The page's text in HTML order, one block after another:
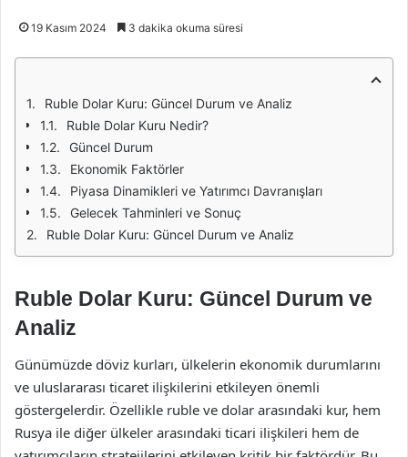
19 Kasım 2024 3 dakika okuma süresi
Ruble Dolar Kuru: Güncel Durum ve Analiz
Ruble Dolar Kuru Nedir?
Güncel Durum
Ekonomik Faktörler
Piyasa Dinamikleri ve Yatırımcı Davranışları
Gelecek Tahminleri ve Sonuç
Ruble Dolar Kuru: Güncel Durum ve Analiz
Ruble Dolar Kuru: Güncel Durum ve
Analiz
Günümüzde döviz kurları, ülkelerin ekonomik durumlarını
ve uluslararası ticaret ilişkilerini etkileyen önemli
göstergelerdir. Özellikle ruble ve dolar arasındaki kur, hem
Rusya ile diğer ülkeler arasındaki ticari ilişkileri hem de